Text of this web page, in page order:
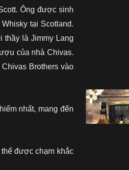
Ông được sinh
tại Scotland.
thầy là Jimmy Lang
của nhà Chivas.
Brothers vào
nhất, mang đến
được chạm khắc